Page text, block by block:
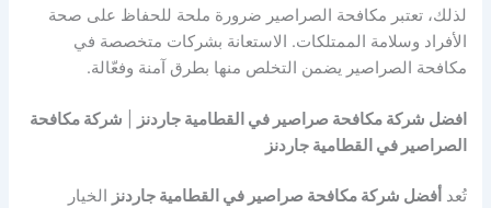
لذلك، تعتبر مكافحة الصراصير ضرورة ملحة للحفاظ على صحة
الأفراد وسلامة الممتلكات. الاستعانة بشركات متخصصة في
مكافحة الصراصير يضمن التخلص منها بطرق آمنة وفعّالة.
افضل شركة مكافحة صراصير في القطامية جاردنز
شركة مكافحة
الصراصير في القطامية جاردنز
تُعد أفضل شركة مكافحة صراصير في القطامية جاردنز الخيار